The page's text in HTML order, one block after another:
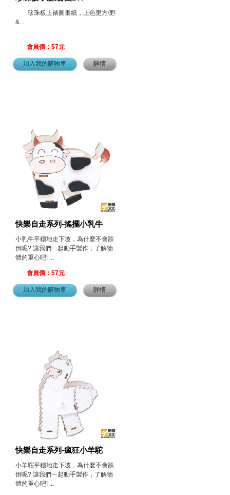
珍珠板上裱圖畫紙，上色更方便!
&...
會員價：57元
加入我的購物車 詳情
快樂自走系列-搖擺小乳牛
小乳牛平穩地走下坡，為什麼不會跌
倒呢? 讓我們一起動手製作，了解物
體的重心吧! ...
會員價：57元
加入我的購物車 詳情
快樂自走系列-瘋狂小羊駝
小羊駝平穩地走下坡，為什麼不會跌
倒呢? 讓我們一起動手製作，了解物
體的重心吧! ...